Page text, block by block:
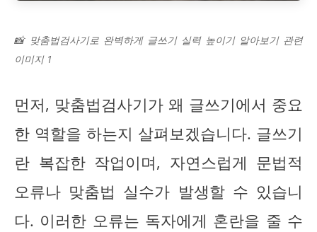
📸 맞춤법검사기로 완벽하게 글쓰기 실력 높이기 알아보기 관련
이미지 1
먼저, 맞춤법검사기가 왜 글쓰기에서 중요
한 역할을 하는지 살펴보겠습니다. 글쓰기
란 복잡한 작업이며, 자연스럽게 문법적
오류나 맞춤법 실수가 발생할 수 있습니
다. 이러한 오류는 독자에게 혼란을 줄 수